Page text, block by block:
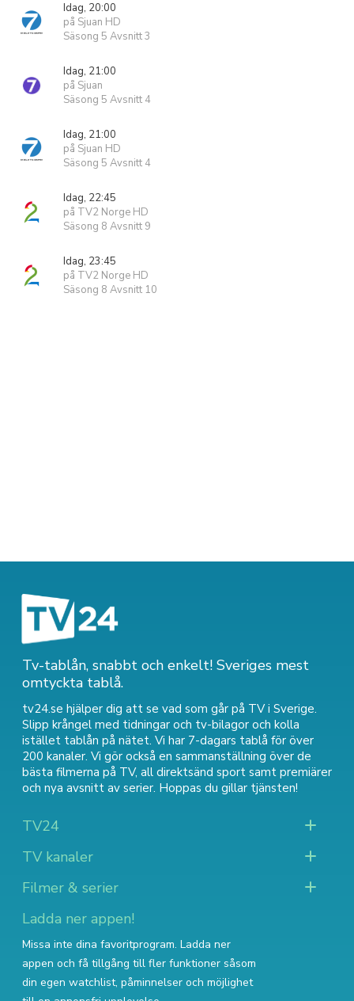
Idag, 20:00
på Sjuan HD
Säsong 5 Avsnitt 3
Idag, 21:00
på Sjuan
Säsong 5 Avsnitt 4
Idag, 21:00
på Sjuan HD
Säsong 5 Avsnitt 4
Idag, 22:45
på TV2 Norge HD
Säsong 8 Avsnitt 9
Idag, 23:45
på TV2 Norge HD
Säsong 8 Avsnitt 10
Tv-tablån, snabbt och enkelt! Sveriges mest
omtyckta tablå.
tv24.se hjälper dig att se vad som går på TV i Sverige.
Slipp krångel med tidningar och tv-bilagor och kolla
istället tablån på nätet. Vi har 7-dagars tablå för över
200 kanaler. Vi gör också en sammanställning över de
bästa filmerna på TV, all direktsänd sport samt premiärer
och nya avsnitt av serier. Hoppas du gillar tjänsten!
TV24
TV kanaler
Filmer & serier
Ladda ner appen!
Missa inte dina favoritprogram. Ladda ner
appen och få tillgång till fler funktioner såsom
din egen watchlist, påminnelser och möjlighet